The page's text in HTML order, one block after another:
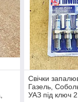
Свічки
Газель,
УАЗ під ключ